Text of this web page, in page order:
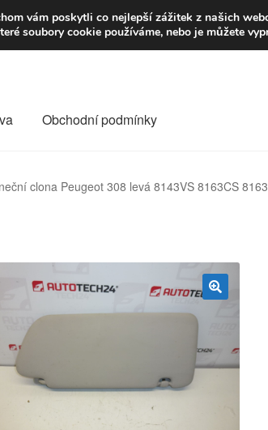
Kč
Obchodní podmínky
clona Peugeot 308 levá 8143VS 8163CS
vám poskytli co nejlepší zážitek z našich
soubory cookie používáme, nebo je můžete